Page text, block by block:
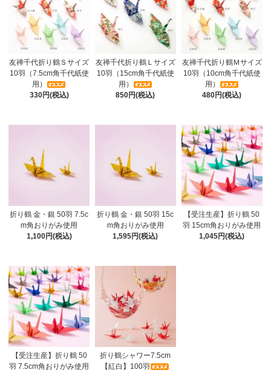
友禅千代折り鶴Ｓサイズ
10羽（7.5cm角千代紙使
用）
330円(税込)
友禅千代折り鶴Ｌサイズ
10羽（15cm角千代紙使
用）
850円(税込)
友禅千代折り鶴Ｍサイズ
10羽（10cm角千代紙使
用）
480円(税込)
折り鶴 金・銀 50羽 7.5c
m角おりがみ使用
1,100円(税込)
折り鶴 金・銀 50羽 15c
m角おりがみ使用
1,595円(税込)
【受注生産】折り鶴 50
羽 15cm角おりがみ使用
1,045円(税込)
【受注生産】折り鶴 50
羽 7.5cm角おりがみ使用
折り鶴シャワー7.5cm
【紅白】100羽